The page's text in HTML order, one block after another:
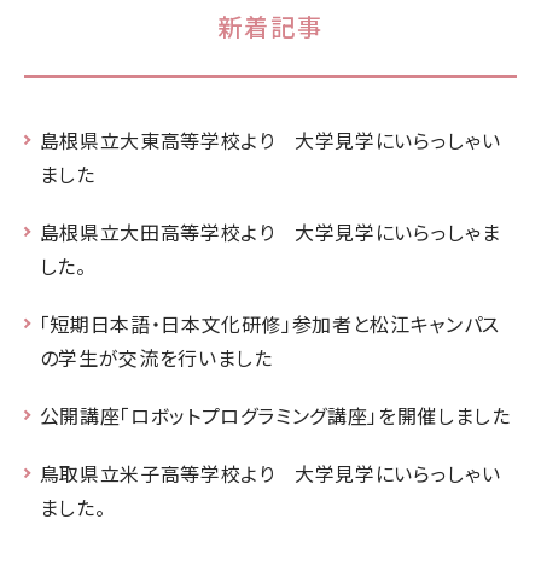
新着記事
島根県立大東高等学校より 大学見学にいらっしゃい
ました
島根県立大田高等学校より 大学見学にいらっしゃま
した。
「短期日本語・日本文化研修」参加者と松江キャンパス
の学生が交流を行いました
公開講座「ロボットプログラミング講座」を開催しました
鳥取県立米子高等学校より 大学見学にいらっしゃい
ました。